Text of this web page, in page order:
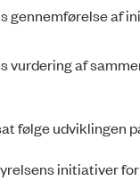
gennemførelse af
vurdering af
følge udviklingen
initiativer